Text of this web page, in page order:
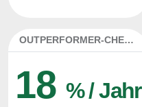
OUTPERFORMER-CHECK
18 % / Jahr